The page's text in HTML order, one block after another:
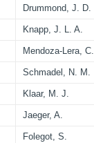
Drummond, J. D.
Knapp, J. L. A.
Mendoza-Lera, C.
Schmadel, N. M.
Klaar, M. J.
Jaeger, A.
Folegot, S.